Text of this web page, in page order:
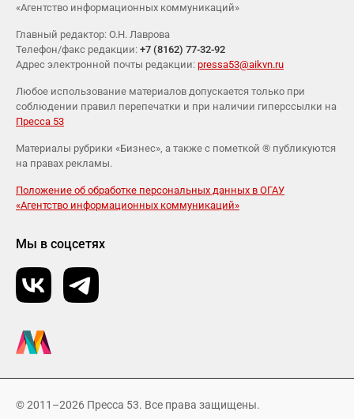
«Агентство информационных коммуникаций»
Главный редактор: О.Н. Лаврова
Телефон/факс редакции: +7 (8162) 77-32-92
Адрес электронной почты редакции: pressa53@aikvn.ru
Любое использование материалов допускается только при
соблюдении правил перепечатки и при наличии гиперссылки на
Пресса 53
Материалы рубрики «Бизнес», а также с пометкой ® публикуются
на правах рекламы.
Положение об обработке персональных данных в ОГАУ
«Агентство информационных коммуникаций»
Мы в соцсетях
© 2011–2026 Пресса 53. Все права защищены.